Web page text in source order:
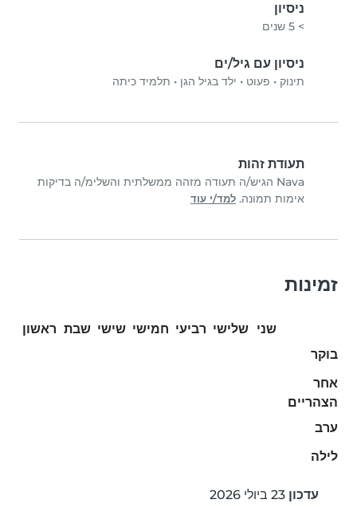
ניסיון
> 5 שנים
ניסיון עם גיל/ים
תינוק • פעוט • ילד בגיל הגן • תלמיד כיתה
תעודת זהות
Nava הגיש/ה תעודה מזהה ממשלתית והשלימ/ה בדיקות
אימות תמונה. למד/י עוד
זמינות
שני שלישי רביעי חמישי שישי שבת ראשון
בוקר
אחר
הצהריים
ערב
לילה
עדכון